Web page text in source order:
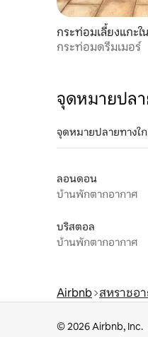
กระท่อมเลี้ยงแกะใ
ey Mill
กระท่อมดรีมเมอร์
จุดหมายปลา
จุดหมายปลายทางใ
ลอนดอน
บ้านพักตากอากาศ
บริสตอล
บ้านพักตากอากาศ
Airbnb สหราชอ
© 2026 Airbnb, Inc.